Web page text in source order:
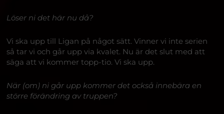
Löser ni det här nu då?
Vi ska upp till Ligan på något sätt. Vinner vi inte serien
så tar vi och går upp via kvalet. Nu är det slut med att
säga att vi kommer topp-tio. Vi ska upp.
När (om) ni går upp kommer det också innebära en
större förändring av truppen?